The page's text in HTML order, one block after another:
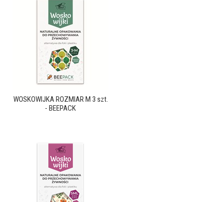
WOSKOWIJKA ROZMIAR M 3 szt.
- BEEPACK